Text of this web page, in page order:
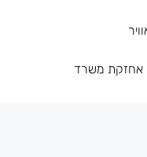
אחזקת משרד